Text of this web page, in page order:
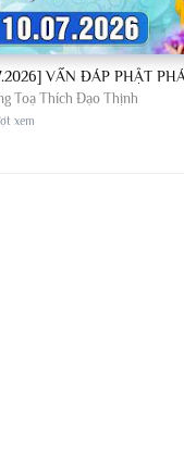
Toạ Thích Đạo Thịnh
xem